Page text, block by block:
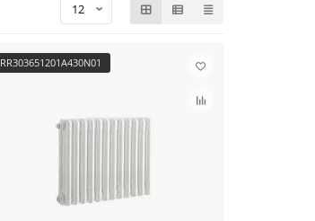
RR303651201A430N01